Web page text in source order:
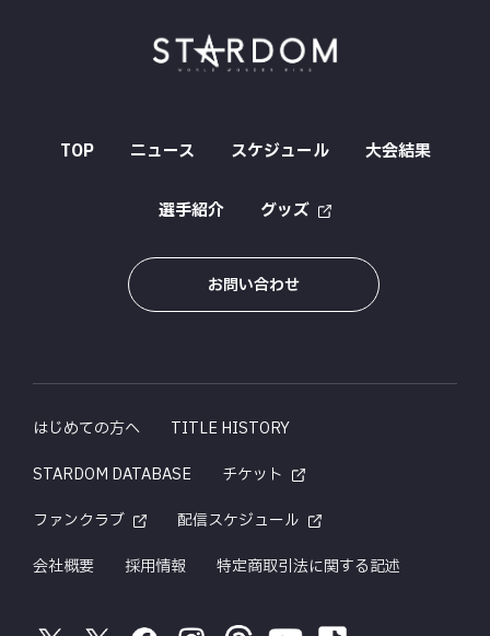
TOP ニュース スケジュール 大会結果
選手紹介 グッズ
お問い合わせ
はじめての方へ
TITLE HISTORY
STARDOM DATABASE
チケット
ファンクラブ
配信スケジュール
会社概要
採用情報 特定商取引法に関する記述